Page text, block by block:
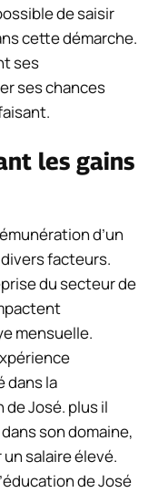
de saisir
cette démarche.
ses
ses chances
les gains
d’un
facteurs.
du secteur de
mensuelle.
dans la
José. plus il
son domaine,
salaire élevé.
de José